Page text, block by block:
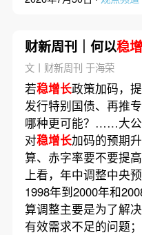
财新周刊｜何以稳
文丨财新周刊 于海荣
若稳增长政策加码，
发行特别国债、再推
哪种更可能？……大公
对稳增长加码的预期
算、赤字率要不要提
上看，年中调整中央
1998年到2000年和
算调整主要是为了解
有效需求不足的问题